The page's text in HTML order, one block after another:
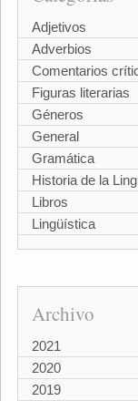
Adjetivos
Adverbios
Comentarios
Figuras literarias
Géneros
General
Gramática
Historia de la
Libros
Lingüística
Archivo
2021
2020
2019